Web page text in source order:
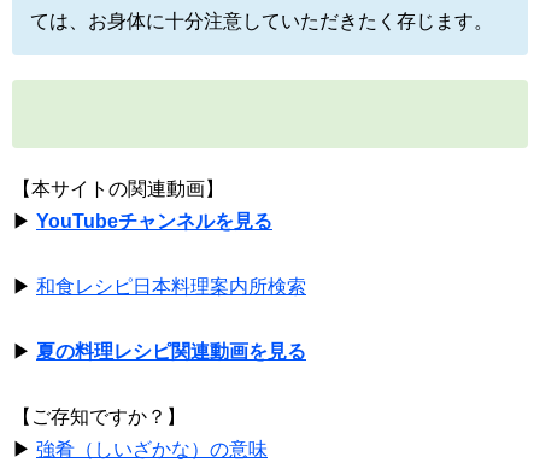
ては、お身体に十分注意していただきたく存じます。
【本サイトの関連動画】
▶ YouTubeチャンネルを見る
▶ 和食レシピ日本料理案内所検索
▶ 夏の料理レシピ関連動画を見る
【ご存知ですか？】
▶ 強肴（しいざかな）の意味